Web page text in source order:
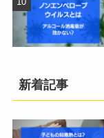
新着記事